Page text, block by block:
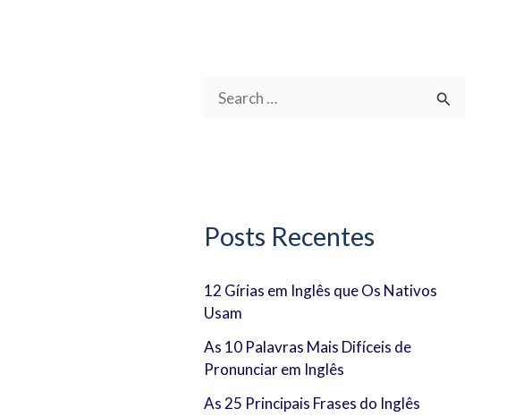
u
s
a
r
p
o
Posts Recentes
12 Gírias em Inglês que Os Nativos
Usam
As 10 Palavras Mais Difíceis de
Pronunciar em Inglês
As 25 Principais Frases do Inglês